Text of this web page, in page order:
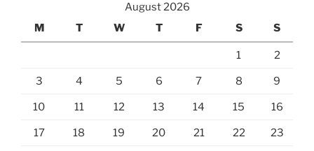
August 2026
M
T W T F S S
1 2
3 4 5 6 7 8 9
10 11 12 13 14 15 16
17 18 19 20 21 22 23